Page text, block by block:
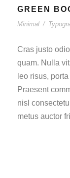
GREEN
Minimal /
Cras justo
quam. Nulla
leo risus,
Praesent
nisl
metus auctor